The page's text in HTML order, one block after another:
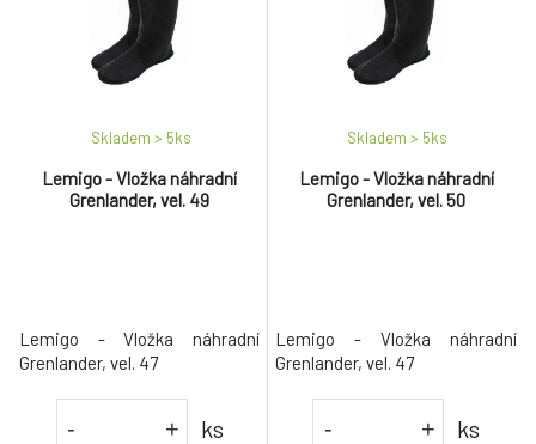
Lemigo - Vložka náhradní
Grenlander, vel. 49
Skladem > 5ks
Lemigo - Vložka náhradní
Grenlander, vel. 47
- + ks
Lemigo - Vložka náhradní
Grenlander, vel. 50
Skladem > 5ks
Lemigo - Vložka náhradní
Grenlander, vel. 47
- + ks